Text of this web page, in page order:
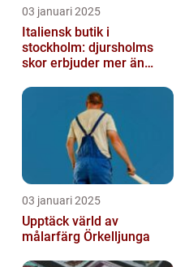
03 januari 2025
Italiensk butik i
stockholm: djursholms
skor erbjuder mer än
03 januari 2025
Upptäck värld av
målarfärg Örkelljunga